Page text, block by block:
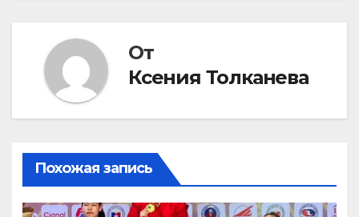
От
Ксения Толканева
Похожая запись